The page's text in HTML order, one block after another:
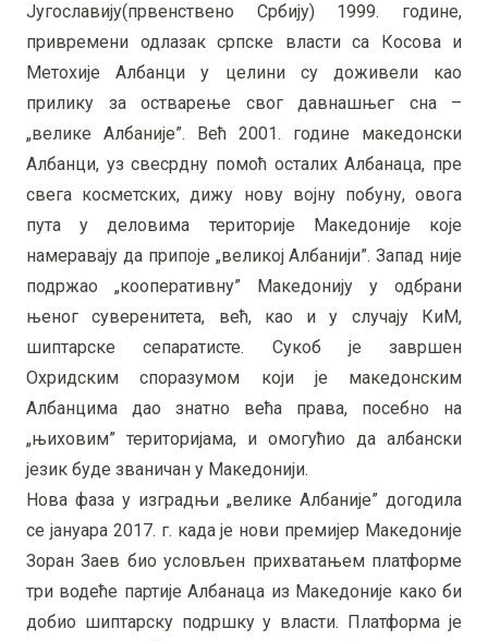
Југославију(првенствено Србију) 1999. године,
привремени одлазак српске власти са Косова и
Метохије Албанци у целини су доживели као
прилику за остварење свог давнашњег сна –
„велике Албаније”. Већ 2001. године македонски
Албанци, уз свесрдну помоћ осталих Албанаца, пре
свега косметских, дижу нову војну побуну, овога
пута у деловима територије Македоније које
намеравају да припоје „великој Албанији”. Запад није
подржао „кооперативну” Македонију у одбрани
њеног суверенитета, већ, као и у случају КиМ,
шиптарске сепаратисте. Сукоб је завршен
Охридским споразумом који је македонским
Албанцима дао знатно већа права, посебно на
„њиховим” територијама, и омогућио да албански
језик буде званичан у Македонији.
Нова фаза у изградњи „велике Албаније” догодила
се јануара 2017. г. када је нови премијер Македоније
Зоран Заев био условљен прихватањем платформе
три водеће партије Албанаца из Македоније како би
добио шиптарску подршку у власти. Платформа је